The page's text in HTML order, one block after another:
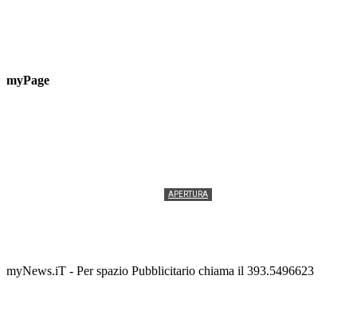
myPage
APERTURA
myNews.iT - Per spazio Pubblicitario chiama il 393.5496623